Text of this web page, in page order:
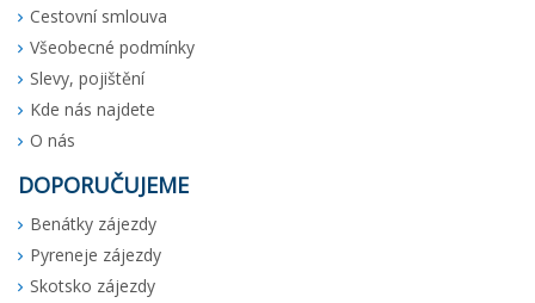
Cestovní smlouva
Všeobecné podmínky
Slevy, pojištění
Kde nás najdete
O nás
DOPORUČUJEME
Benátky zájezdy
Pyreneje zájezdy
Skotsko zájezdy